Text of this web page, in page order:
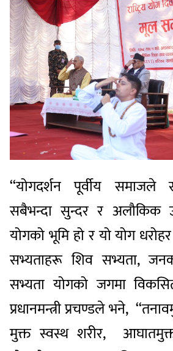
‘‘योगदर्शन पूर्वीय समाजले
सबैभन्दा सुन्दर र अलौकिक
योगको भूमि हो र यो योग
सभ्यताहरू शिव सभ्यता,
सभ्यता योगको जगमा
प्रधानमन्त्री प्रचण्डले भने,
मुक्त स्वस्थ शरीर,